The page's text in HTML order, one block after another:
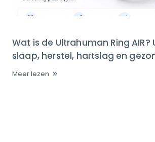
Wat is de Ultrahuman Ring AIR?
slaap, herstel, hartslag en
Meer lezen